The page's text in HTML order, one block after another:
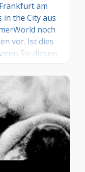
am
in the City aus
noch
vor. Ist dies
Sie diesen
in diesem
gerne